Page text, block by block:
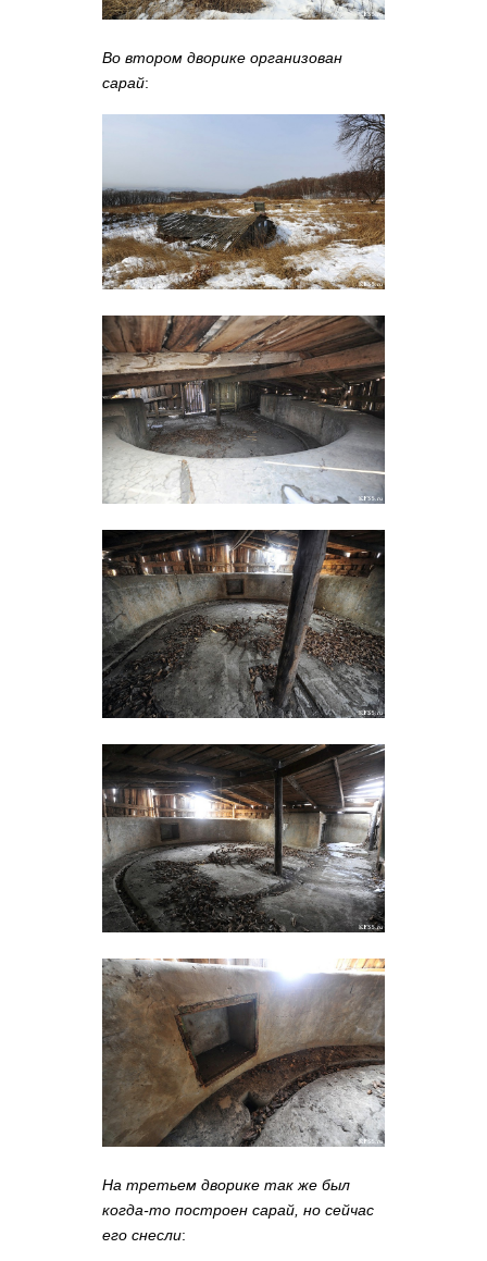
Во втором дворике организован
сарай:
На третьем дворике так же был
когда-то построен сарай, но сейчас
его снесли: